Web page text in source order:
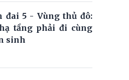
đai 5 - Vùng thủ đô:
tầng phải đi cùng
sinh